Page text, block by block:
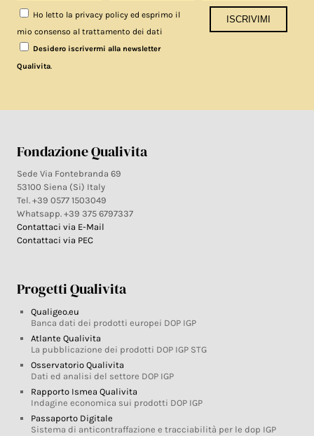
Ho letto la privacy policy ed esprimo il
mio consenso al trattamento dei dati
Desidero iscrivermi alla newsletter
Qualivita.
Fondazione Qualivita
Sede Via Fontebranda 69
53100 Siena (Si) Italy
Tel. +39 0577 1503049
Whatsapp. +39 375 6797337
Contattaci via E-Mail
Contattaci via PEC
Progetti Qualivita
Qualigeo.eu
Banca dati dei prodotti europei DOP IGP
Atlante Qualivita
La pubblicazione dei prodotti DOP IGP STG
Osservatorio Qualivita
Dati ed analisi del settore DOP IGP
Rapporto Ismea Qualivita
Indagine economica sui prodotti DOP IGP
Passaporto Digitale
Sistema di anticontraffazione e tracciabilità per le dop IGP